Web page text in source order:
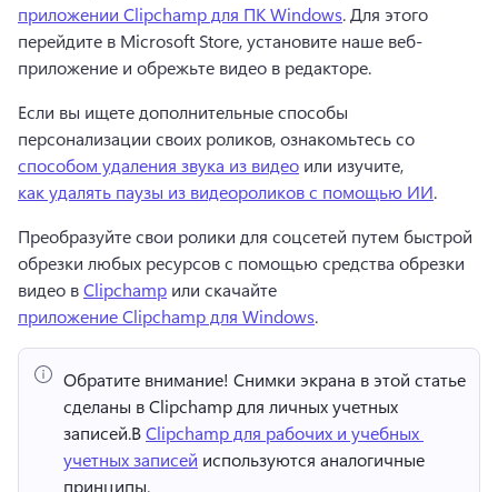
приложении Clipchamp для ПК Windows. Для этого
перейдите в Microsoft Store, установите наше веб-
приложение и обрежьте видео в редакторе.
Если вы ищете дополнительные способы
персонализации своих роликов, ознакомьтесь со
способом удаления звука из видео или изучите,
как удалять паузы из видеороликов с помощью ИИ.
Преобразуйте свои ролики для соцсетей путем быстрой
обрезки любых ресурсов с помощью средства обрезки
видео в Clipchamp или скачайте
приложение Clipchamp для Windows.
Обратите внимание! Снимки экрана в этой статье
сделаны в Clipchamp для личных учетных
записей.В Clipchamp для рабочих и учебных
учетных записей используются аналогичные
принципы.